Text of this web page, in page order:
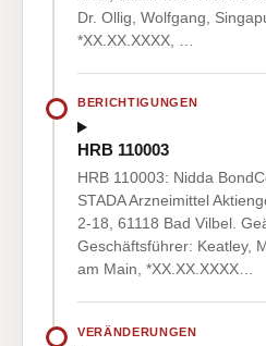
Dr. Ollig, Wolfgang,
*XX.XX.XXXX, …
BERICHTIGUNGEN
HRB 110003
HRB 110003: Nidda
STADA Arzneimittel
2-18, 61118 Bad Vilbel.
Geschäftsführer: Keatley,
am Main, *XX.XX.XXXX…
VERÄNDERUNGEN